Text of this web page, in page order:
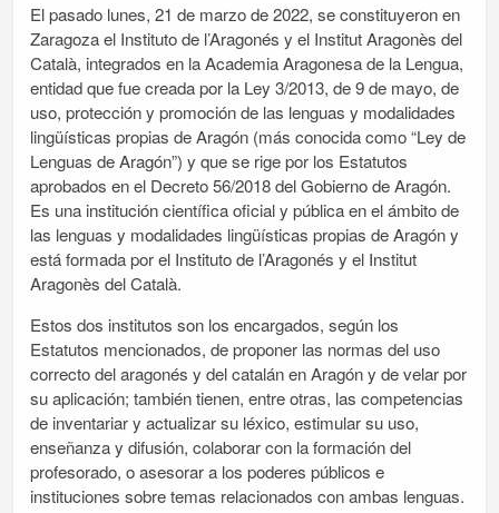
El pasado lunes, 21 de marzo de 2022, se constituyeron en
Zaragoza el Instituto de l’Aragonés y el Institut Aragonès del
Català, integrados en la Academia Aragonesa de la Lengua,
entidad que fue creada por la Ley 3/2013, de 9 de mayo, de
uso, protección y promoción de las lenguas y modalidades
lingüísticas propias de Aragón (más conocida como “Ley de
Lenguas de Aragón”) y que se rige por los Estatutos
aprobados en el Decreto 56/2018 del Gobierno de Aragón.
Es una institución científica oficial y pública en el ámbito de
las lenguas y modalidades lingüísticas propias de Aragón y
está formada por el Instituto de l’Aragonés y el Institut
Aragonès del Català.
Estos dos institutos son los encargados, según los
Estatutos mencionados, de proponer las normas del uso
correcto del aragonés y del catalán en Aragón y de velar por
su aplicación; también tienen, entre otras, las competencias
de inventariar y actualizar su léxico, estimular su uso,
enseñanza y difusión, colaborar con la formación del
profesorado, o asesorar a los poderes públicos e
instituciones sobre temas relacionados con ambas lenguas.